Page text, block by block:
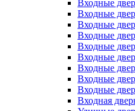
Входные
Входные
Входные
Входные
Входные
Входные
Входные
Входные
Входные
Входная